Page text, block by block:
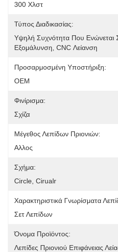
300 Χλστ
Τύπος Διαδικασίας:
Υψηλή Συχνότητα Που Ενώνεται
Εξομάλυνση, CNC Λείανση
Προσαρμοσμένη Υποστήριξη:
OEM
Φινίρισμα:
Σχίζα
Μέγεθος Λεπίδων Πριονιών:
Αλλος
Σχήμα:
Circle, Cirualr
Χαρακτηριστικά Γνωρίσματα
Σετ Λεπίδων
Όνομα Προϊόντος:
Λεπίδες Πριονιού Επιφάνειας